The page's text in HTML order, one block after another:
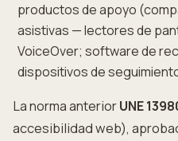
productos de apoyo
asistivas — lectores de
VoiceOver; software de
dispositivos de
La norma anteriorUNE
accesibilidad web),